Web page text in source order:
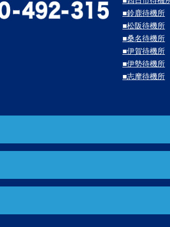
■鈴鹿待機所
■松阪待機所
■桑名待機所
■伊賀待機所
■伊勢待機所
■志摩待機所